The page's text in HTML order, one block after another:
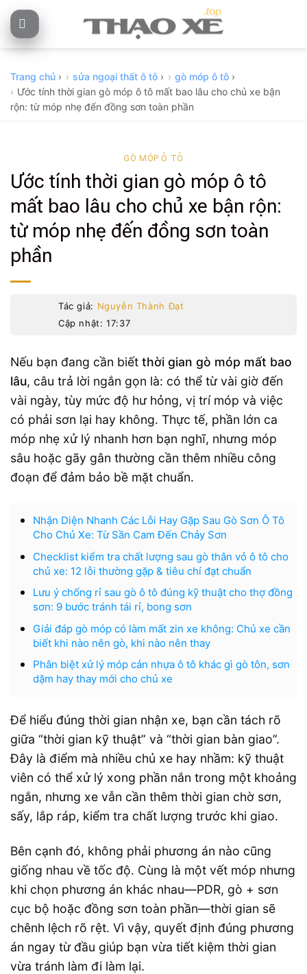
Skip
to
Trang chủ › sửa ngoại thất ô tô › gò móp ô tô ›
Ước tính thời gian gò móp ô tô mất bao lâu cho chủ xe bận
rộn: từ móp nhẹ đến đồng sơn toàn phần
GÒ MÓP Ô TÔ
Ước tính thời gian gò móp ô tô
mất bao lâu cho chủ xe bận rộn:
từ móp nhẹ đến đồng sơn toàn
phần
Tác giả: Nguyễn Thành Đạt
Cập nhật: 17:37
Nếu bạn đang cần biết thời gian gò móp mất bao
lâu, câu trả lời ngắn gọn là: có thể từ vài giờ đến
vài ngày, tùy mức độ hư hỏng, vị trí móp và việc
có phải sơn lại hay không. Thực tế, phần lớn ca
móp nhẹ xử lý nhanh hơn bạn nghĩ, nhưng móp
sâu hoặc gãy gân thường cần thêm nhiều công
đoạn để đảm bảo bề mặt chuẩn.
Nhận Diện Nhanh Các Lỗi Hay Gặp Sau Gò Sơn Ô Tô
Cho Chủ Xe: Từ Sần Cam Đến Chảy Sơn
Checklist kiểm tra chất lượng sau gò thân vỏ ô tô cho
chủ xe: 12 lỗi thường gặp & tiêu chí đạt chuẩn
Lưu ý chống rỉ sau gò ô tô đúng kỹ thuật cho thợ đồng
sơn: 9 bước tránh tái rỉ, bong sơn
Giải đáp gò móp có làm mất zin xe không: Chủ xe cần
biết khi nào nên gò, khi nào nên thay
Phân biệt xử lý móp cản nhựa ô tô khác gì gò tôn, sơn
dặm hay thay mới cho chủ xe
Để hiểu đúng thời gian nhận xe, bạn cần tách rõ
giữa “thời gian kỹ thuật” và “thời gian bàn giao”.
Đây là điểm mà nhiều chủ xe hay nhầm: kỹ thuật
viên có thể xử lý xong phần nắn trong một khoảng
ngắn, nhưng xe vẫn cần thêm thời gian chờ sơn,
sấy, lắp ráp, kiểm tra chất lượng trước khi giao.
Bên cạnh đó, không phải phương án nào cũng
giống nhau về tốc độ. Cùng là một vết móp nhưng
khi chọn phương án khác nhau—PDR, gò + sơn
cục bộ hoặc đồng sơn toàn phần—thời gian sẽ
chênh lệch rõ rệt. Vì vậy, quyết định đúng phương
án ngay từ đầu giúp bạn vừa tiết kiệm thời gian
vừa tránh làm đi làm lại.